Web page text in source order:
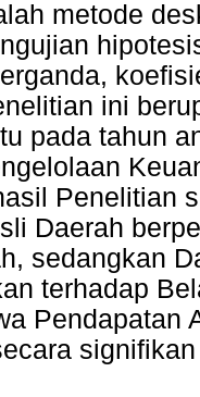
metode
ini
pada tahun
Penelitian
Daerah
sedangkan
terhadap
Pendapatan